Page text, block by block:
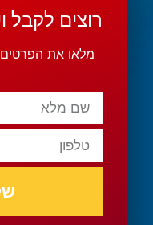
רוצים לקבל
מלאו את הפרטים